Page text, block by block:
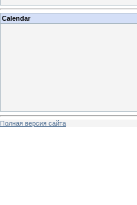
Calendar
Полная версия сайта